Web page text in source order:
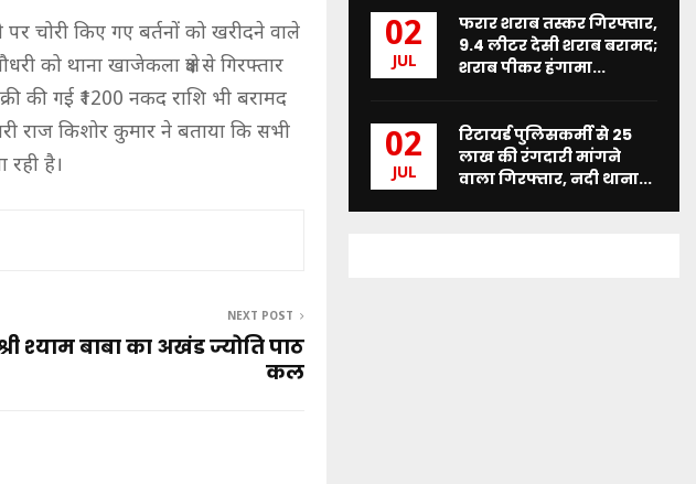
चोरी किए गए बर्तनों को खरीदने वाले
को थाना खाजेकला क्षेत्र से गिरफ्तार
की गई ₹1200 नकद राशि भी बरामद
राज किशोर कुमार ने बताया कि सभी
रही है।
NEXT POST
श्याम बाबा का अखंड ज्योति पाठ
कल
02
JUL
फरार शराब तस्कर गिरफ्तार,
9.4 लीटर देसी शराब बरामद;
शराब पीकर हंगामा...
02
JUL
रिटायर्ड पुलिसकर्मी से 25
लाख की रंगदारी मांगने
वाला गिरफ्तार, नदी थाना...